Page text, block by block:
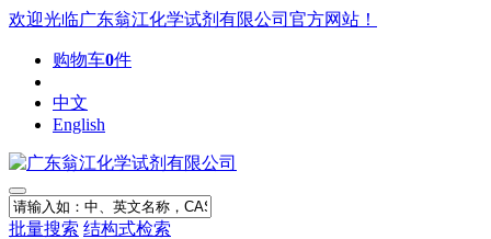
欢迎光临广东翁江化学试剂有限公司官方网站！
购物车0件
中文
English
批量搜索 结构式检索